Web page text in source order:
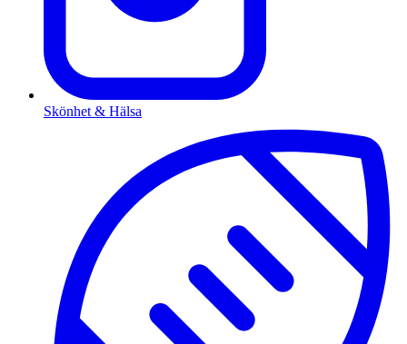
Skönhet & Hälsa